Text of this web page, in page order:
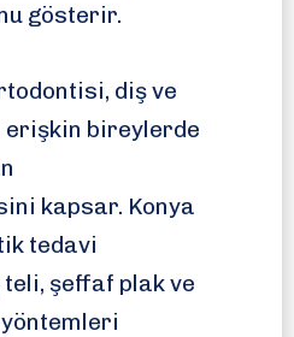
gösterir.
diş ve
bireylerde
kapsar. Konya
tedavi
teli, şeffaf plak ve